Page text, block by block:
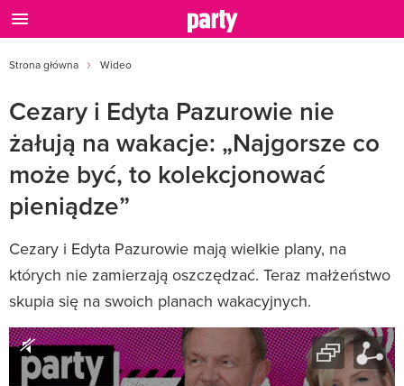
Strona główna Wideo
Cezary i Edyta Pazurowie nie
żałują na wakacje: „Najgorsze co
może być, to kolekcjonować
pieniądze”
Cezary i Edyta Pazurowie mają wielkie plany, na
których nie zamierzają oszczędzać. Teraz małżeństwo
skupia się na swoich planach wakacyjnych.